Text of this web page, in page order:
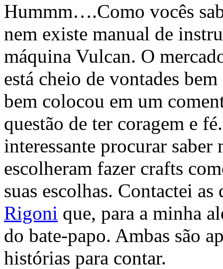
Hummm….Como vocês
nem existe manual de
máquina Vulcan. O
está cheio de vontades
bem colocou em um
questão de ter coragem e
interessante procurar saber
escolheram fazer crafts
suas escolhas. Contactei
Rigoni que, para a minha
do bate-papo. Ambas são
histórias para contar.